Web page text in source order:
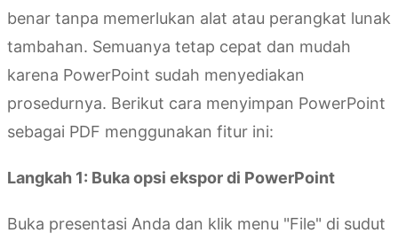
benar tanpa memerlukan alat atau perangkat lunak
tambahan. Semuanya tetap cepat dan mudah
karena PowerPoint sudah menyediakan
prosedurnya. Berikut cara menyimpan PowerPoint
sebagai PDF menggunakan fitur ini:
Langkah 1: Buka opsi ekspor di PowerPoint
Buka presentasi Anda dan klik menu "File" di sudut